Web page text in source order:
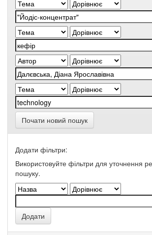
Почати новий пошук
Додати фільтри:
Використовуйте фільтри для уточнення
пошуку.